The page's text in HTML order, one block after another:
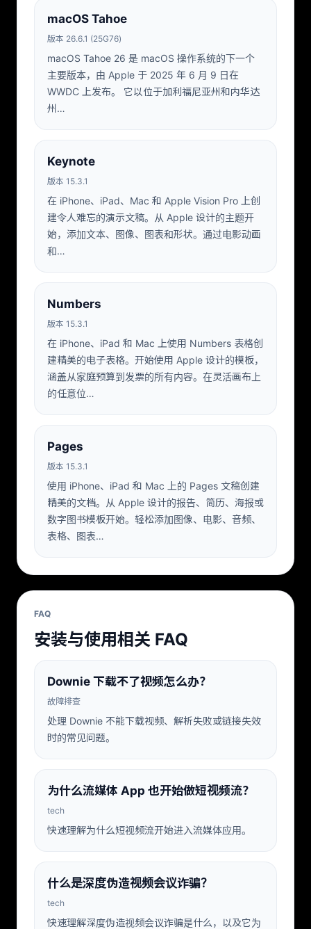
macOS Tahoe
版本 26.6.1 (25G76)
macOS Tahoe 26 是 macOS 操作系统的下一个
主要版本，由 Apple 于 2025 年 6 月 9 日在
WWDC 上发布。 它以位于加利福尼亚州和内华达
州…
Keynote
版本 15.3.1
在 iPhone、iPad、Mac 和 Apple Vision Pro 上创
建令人难忘的演示文稿。从 Apple 设计的主题开
始，添加文本、图像、图表和形状。通过电影动画
和…
Numbers
版本 15.3.1
在 iPhone、iPad 和 Mac 上使用 Numbers 表格创
建精美的电子表格。开始使用 Apple 设计的模板，
涵盖从家庭预算到发票的所有内容。在灵活画布上
的任意位…
Pages
版本 15.3.1
使用 iPhone、iPad 和 Mac 上的 Pages 文稿创建
精美的文档。从 Apple 设计的报告、简历、海报或
数字图书模板开始。轻松添加图像、电影、音频、
表格、图表…
FAQ
安装与使用相关 FAQ
Downie 下载不了视频怎么办？
故障排查
处理 Downie 不能下载视频、解析失败或链接失效
时的常见问题。
为什么流媒体 App 也开始做短视频流？
tech
快速理解为什么短视频流开始进入流媒体应用。
什么是深度伪造视频会议诈骗？
tech
快速理解深度伪造视频会议诈骗是什么，以及它为